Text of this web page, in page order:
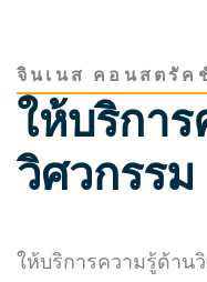
จินเนส คอนสตรัค
ให้บริกา
วิศวกรรม
ให้บริการความรู้ด้าน